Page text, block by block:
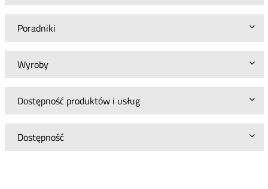
Poradniki
Wyroby
Dostępność produktów i usług
Dostępność